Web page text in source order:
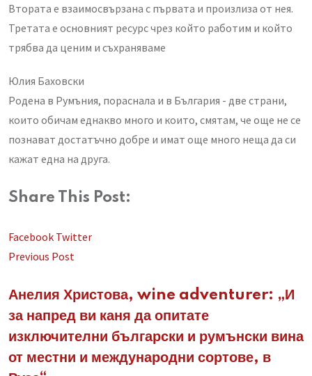
Втората е взаимосвързана с първата и произлиза от нея.
Третата е основният ресурс чрез който работим и който
трябва да ценим и съхраняваме
Юлия Баховски
Родена в Румъния, пораснала и в България - две страни,
които обичам еднакво много и които, смятам, че още не се
познават достатъчно добре и имат още много неща да си
кажат една на друга.
Share This Post:
Facebook TwitterLinkedIn
Whatsapp
Share
Previous Post
Анелия Христова, wine adventurer: „И
за напред ви каня да опитате
изключителни български и румънски вина
от местни и международни сортове, в